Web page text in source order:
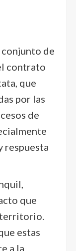
conjunto de
contrato
que
por las
de
respuesta
que
territorio.
estas
a la